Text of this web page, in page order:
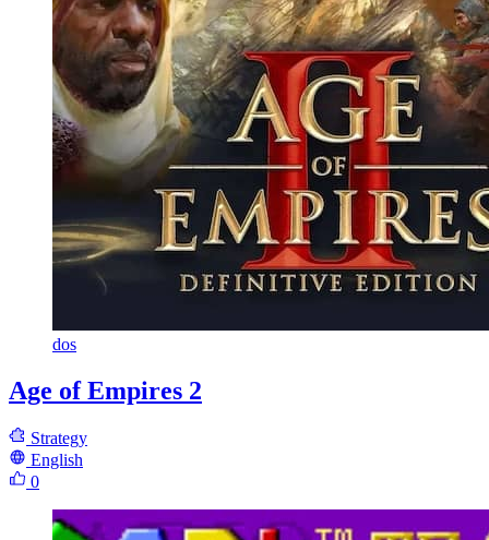
dos
Age of Empires 2
Strategy
English
0